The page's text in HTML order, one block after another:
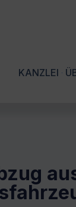
KANZLEI